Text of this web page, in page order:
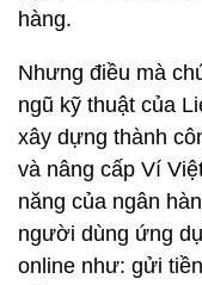
hàng.
Nhưng điều mà
ngũ kỹ thuật của
xây dựng thành
và nâng cấp Ví
năng của ngân
người dùng ứng
online như: gửi